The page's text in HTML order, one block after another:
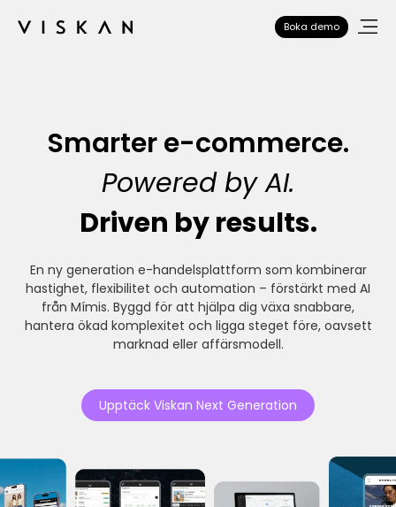
Boka demo
Smarter e-commerce.
Powered by AI.
Driven by results.
En ny generation e-handelsplattform som kombinerar
hastighet, flexibilitet och automation – förstärkt med AI
från Mímis. Byggd för att hjälpa dig växa snabbare,
hantera ökad komplexitet och ligga steget före, oavsett
marknad eller affärsmodell.
Upptäck Viskan Next Generation